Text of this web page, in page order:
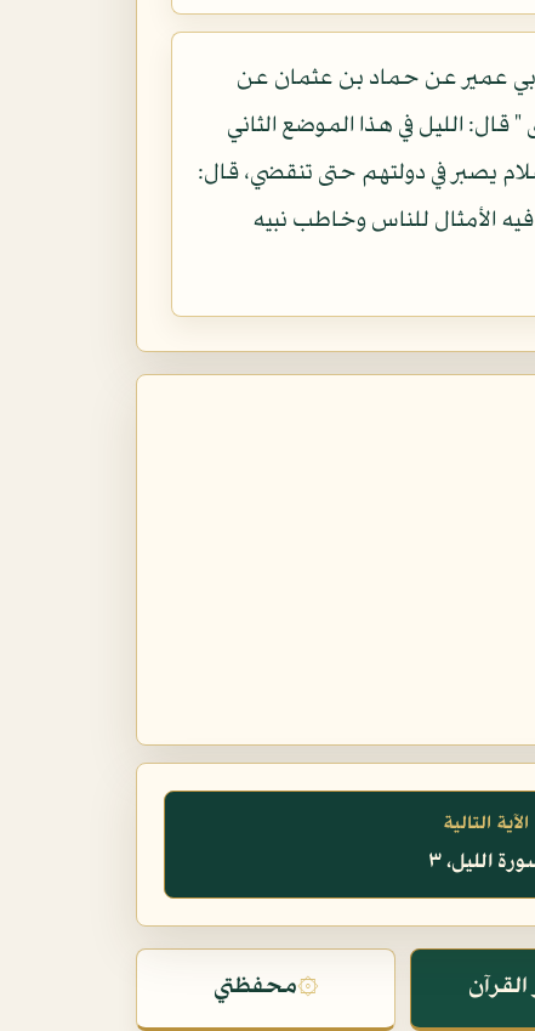
عمير عن حماد بن عثمان عن
الليل في هذا الموضع الثاني
يصبر في دولتهم حتى تنقضي، قال:
فيه الأمثال للناس وخاطب نبيه
الآية التالية
الليل، ٣
۞محفظتي